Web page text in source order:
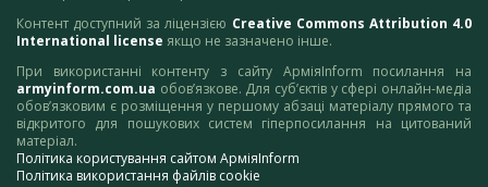
Контент доступний за ліцензією Creative Commons Attribution 4.0
International license якщо не зазначено інше.
При використанні контенту з сайту АрміяInform посилання на
armyinform.com.ua обов’язкове. Для суб’єктів у сфері онлайн-медіа
обов’язковим є розміщення у першому абзаці матеріалу прямого та
відкритого для пошукових систем гіперпосилання на цитований
матеріал.
Політика користування сайтом АрміяInform
Політика використання файлів cookie